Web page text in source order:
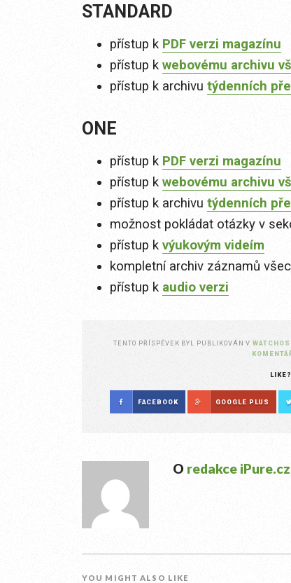
STANDARD
přístup k PDF verzi magazínu
přístup k webovému archivu
přístup k archivu týdenních
ONE
přístup k PDF verzi magazínu
přístup k webovému archivu
přístup k archivu týdenních
možnost pokládat otázky v
přístup k výukovým videím
kompletní archiv záznamů
přístup k audio verzi
TENTO PŘÍSPĚVEK BYL PUBLIKOVÁN V
FACEBOOK GOOGLE PLUS
O redakce iPure.cz
YOU MIGHT ALSO LIKE